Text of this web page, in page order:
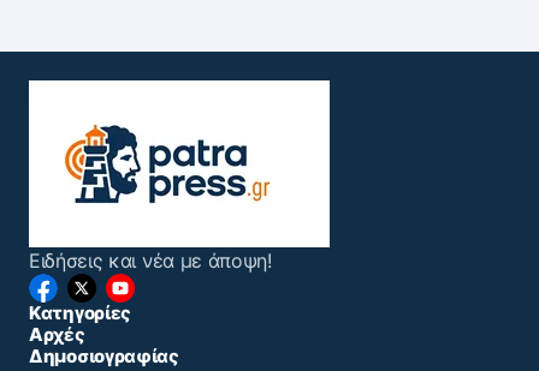
Ειδήσεις και νέα με άποψη!
Κατηγορίες
Αρχές
Δημοσιογραφίας